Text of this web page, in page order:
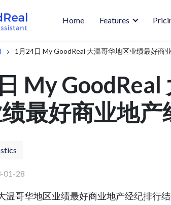
Home Features
1月24日 My GoodReal 大温哥华地区业绩最好商
My GoodReal
最好商业地产
01-28
温哥华地区业绩最好商业地产经纪排行